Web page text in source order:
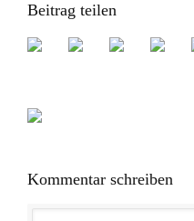
Beitrag teilen
Kommentar schreiben